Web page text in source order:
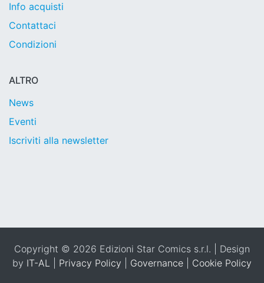
Info acquisti
Contattaci
Condizioni
ALTRO
News
Eventi
Iscriviti alla newsletter
Copyright © 2026 Edizioni Star Comics s.r.l. | Design
by IT-AL Privacy Policy Governance Cookie Policy